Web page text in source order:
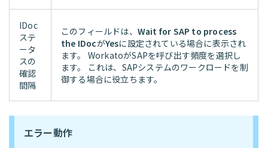
IDoc
ステ
ータ
スの
確認
間隔
このフィールドは、 Wait for SAP to process
the IDocがYesに設定されている場合に表示され
ます。 WorkatoがSAPを呼び出す頻度を選択し
ます。 これは、SAPシステムのワークロードを制
御する場合に役立ちます。
エラー動作